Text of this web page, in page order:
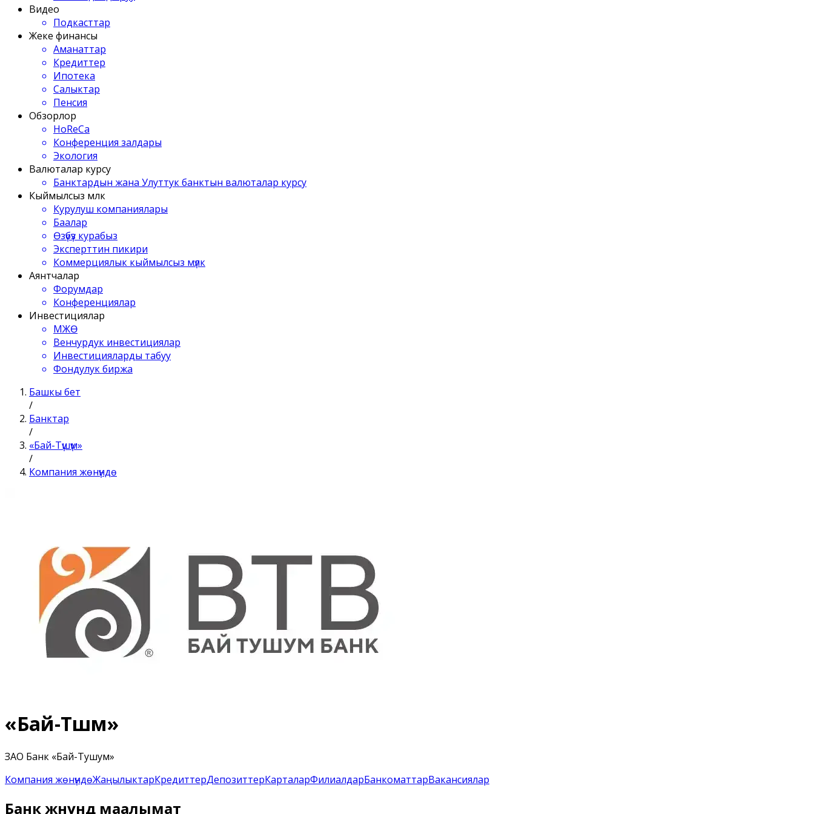
Видео
Подкасттар
Жеке финансы
Аманаттар
Кредиттер
Ипотека
Салыктар
Пенсия
Обзорлор
HoReCa
Конференция залдары
Экология
Валюталар курсу
Банктардын жана Улуттук банктын валюталар курсу
Кыймылсыз мүлк
Курулуш компаниялары
Баалар
Өзүбүз курабыз
Эксперттин пикири
Коммерциялык кыймылсыз мүлк
Аянтчалар
Форумдар
Конференциялар
Инвестициялар
МЖӨ
Венчурдук инвестициялар
Инвестицияларды табуу
Фондулук биржа
Башкы бет
/
Банктар
/
«Бай-Түшүм»
/
Компания жөнүндө
«Бай-Түшүм»
ЗАО Банк «Бай-Тушум»
Компания жөнүндөЖаңылыктарКредиттерДепозиттерКарталарФилиалдарБанкоматтарВакансиялар
Банк жөнүндө маалымат